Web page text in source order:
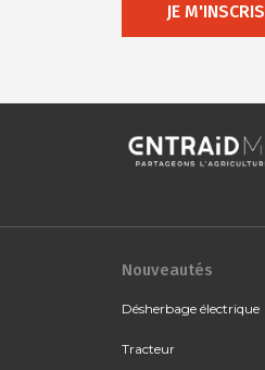
JE M'INSCRIS
Nouveautés
Désherbage électrique
Tracteur